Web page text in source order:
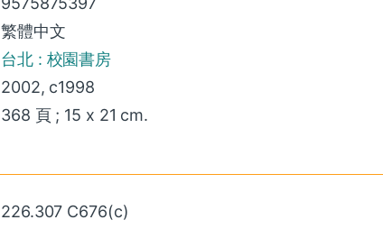
繁體中文
台北 : 校園書房
2002, c1998
368 頁 ; 15 x 21 cm.
226.307 C676(c)